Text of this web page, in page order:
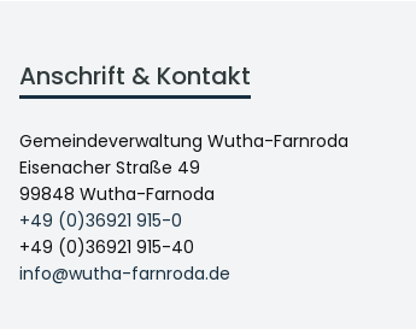
Anschrift & Kontakt
Gemeindeverwaltung Wutha-Farnroda
Eisenacher Straße 49
99848 Wutha-Farnoda
+49 (0)36921 915-0
+49 (0)36921 915-40
info@wutha-farnroda.de